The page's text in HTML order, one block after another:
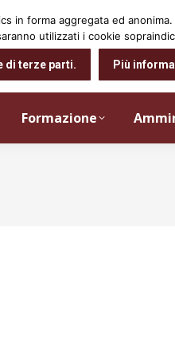
Formazione
forma aggregata ed
utilizzati i cookie
di terze parti. Più